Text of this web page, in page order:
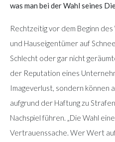
was man bei der Wahl seines
Rechtzeitig vor dem Beginn
und Hauseigentümer auf
Schlecht oder gar nicht
der Reputation eines
Imageverlust, sondern können
aufgrund der Haftung zu
Nachspiel führen. „Die Wahl
Vertrauenssache. Wer Wert